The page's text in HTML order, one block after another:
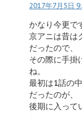
2017年7月5日
かなり今更で
京アニは昔は
だったので、
その際に手掛
ね。
最初は1話の
だったのが、
後期に入って